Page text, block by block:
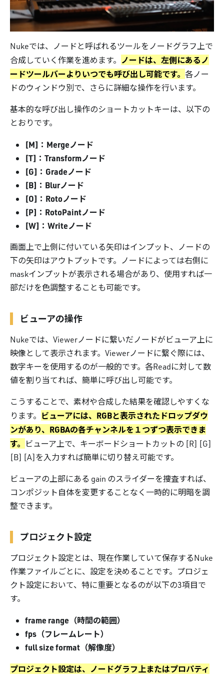
Nukeでは、ノードと呼ばれるツールをノードグラフ上で
合成していく作業を進めます。 ノードは、左側にあるノ
ードツールバーよりいつでも呼び出し可能です。 各ノー
ドのウィンドウ別で、さらに詳細な操作を行います。
基本的な呼び出し操作のショートカットキーは、以下の
とおりです。
[M]：Mergeノード
[T]：Transformノード
[G]：Gradeノード
[B]：Blurノード
[O]：Rotoノード
[P]：RotoPaintノード
[W]：Writeノード
画面上で上側に付いている矢印はインプット、ノードの
下の矢印はアウトプットです。ノードによっては右側に
maskインプットが表示される場合があり、使用すれば一
部だけを色調整することも可能です。
ビューアの操作
Nukeでは、Viewerノードに繋いだノードがビューア上に
映像として表示されます。Viewerノードに繋ぐ際には、
数字キーを使用するのが一般的です。各Readに対して数
値を割り当てれば、簡単に呼び出し可能です。
こうすることで、素材や合成した結果を確認しやすくな
ります。 ビューアには、RGBと表示されたドロップダウ
ンがあり、RGBAの各チャンネルを１つずつ表示できま
す。
ビューア上で、キーボードショートカットの [R] [G]
[B] [A]を入力すれば簡単に切り替え可能です。
ビューアの上部にある gain のスライダーを捜査すれば、
コンポジット自体を変更することなく一時的に明暗を調
整できます。
プロジェクト設定
プロジェクト設定とは、現在作業していて保存するNuke
作業ファイルごとに、設定を決めることです。プロジェ
クト設定において、特に重要となるのが以下の3項目で
す。
frame range（時間の範囲）
fps（フレームレート）
full size format（解像度）
プロジェクト設定は、ノードグラフ上またはプロパティ